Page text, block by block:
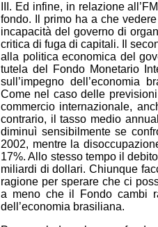
III. Ed infine, in relazione
fondo. Il primo ha a che
incapacità del governo di
critica di fuga di capitali. Il
alla politica economica del
tutela del Fondo Monetario
sull’impegno dell’economia
Come nel caso delle
commercio internazionale,
contrario, il tasso medio
diminuì sensibilmente se
2002, mentre la
17%. Allo stesso tempo il
miliardi di dollari. Chiunque
ragione per sperare che ci
a meno che il Fondo cambi
dell’economia brasiliana.